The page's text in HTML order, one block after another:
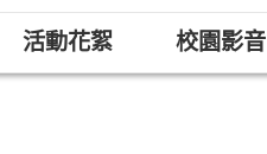
活動花絮 校園影音